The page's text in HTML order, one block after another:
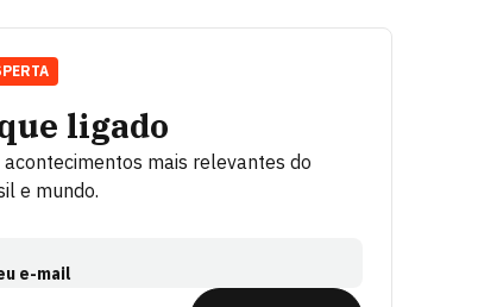
ligado
acontecimentos mais relevantes do
e mundo.
e-mail